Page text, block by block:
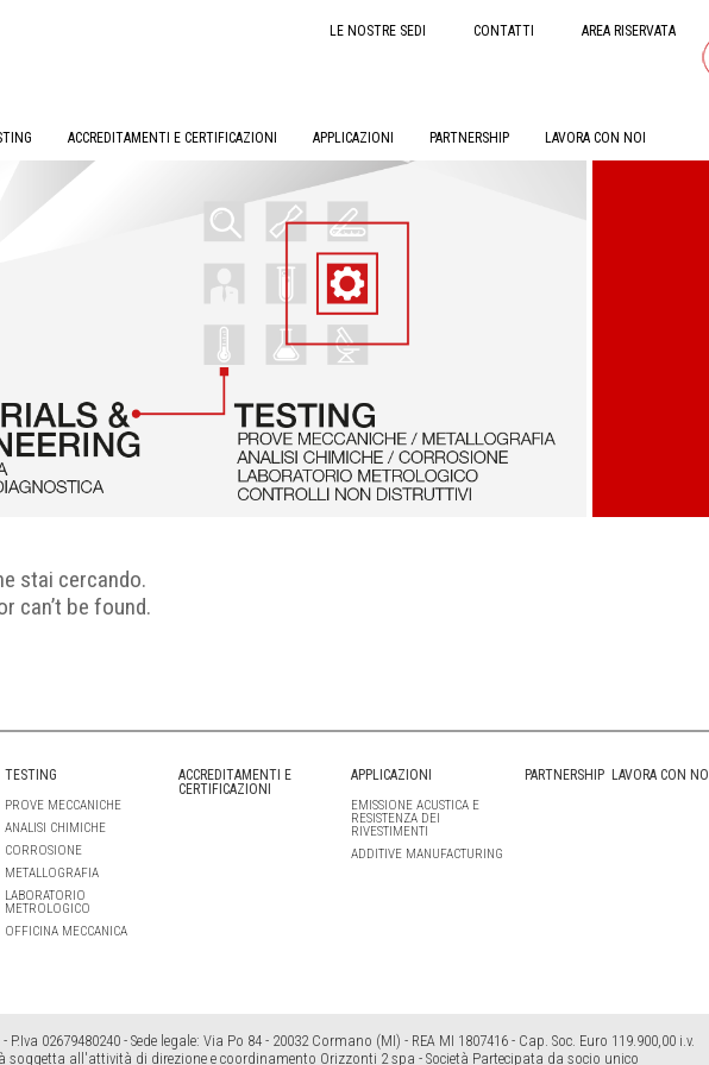
LE NOSTRE SEDI CONTATTI AREA RISERVATA
ACCREDITAMENTI E CERTIFICAZIONI APPLICAZIONI PARTNERSHIP LAVORA CON NOI
stai cercando.
can’t be found.
TESTING
PROVE MECCANICHE
ANALISI CHIMICHE
CORROSIONE
METALLOGRAFIA
LABORATORIO
METROLOGICO
OFFICINA MECCANICA
ACCREDITAMENTI E
CERTIFICAZIONI
APPLICAZIONI
EMISSIONE ACUSTICA E
RESISTENZA DEI
RIVESTIMENTI
ADDITIVE MANUFACTURING
PARTNERSHIP LAVORA CON NOI
- P.Iva 02679480240 - Sede legale: Via Po 84 - 20032 Cormano (MI) - REA MI 1807416 - Cap. Soc. Euro 119.900,00 i.v.
soggetta all'attività di direzione e coordinamento Orizzonti 2 spa - Società Partecipata da socio unico